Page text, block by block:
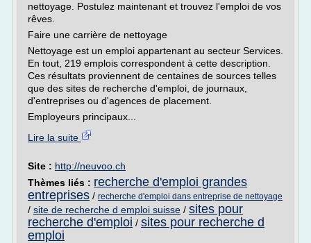
nettoyage. Postulez maintenant et trouvez l'emploi de vos
rêves.
Faire une carrière de nettoyage
Nettoyage est un emploi appartenant au secteur Services.
En tout, 219 emplois correspondent à cette description.
Ces résultats proviennent de centaines de sources telles
que des sites de recherche d'emploi, de journaux,
d'entreprises ou d'agences de placement.
Employeurs principaux...
Lire la suite
Site : http://neuvoo.ch
Thèmes liés : recherche d'emploi grandes
entreprises / recherche d'emploi dans entreprise de nettoyage
/ site de recherche d emploi suisse / sites pour
recherche d'emploi / sites pour recherche d
emploi